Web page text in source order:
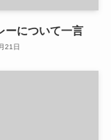
ーについて一言
21日